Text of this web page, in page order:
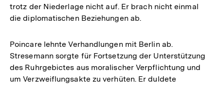
trotz der Niederlage nicht auf. Er brach nicht einmal
die diplomatischen Beziehungen ab.
Poincare lehnte Verhandlungen mit Berlin ab.
Stresemann sorgte für Fortsetzung der Unterstützung
des Ruhrgebictes aus moralischer Verpflichtung und
um Verzweiflungsakte zu verhüten. Er duldete